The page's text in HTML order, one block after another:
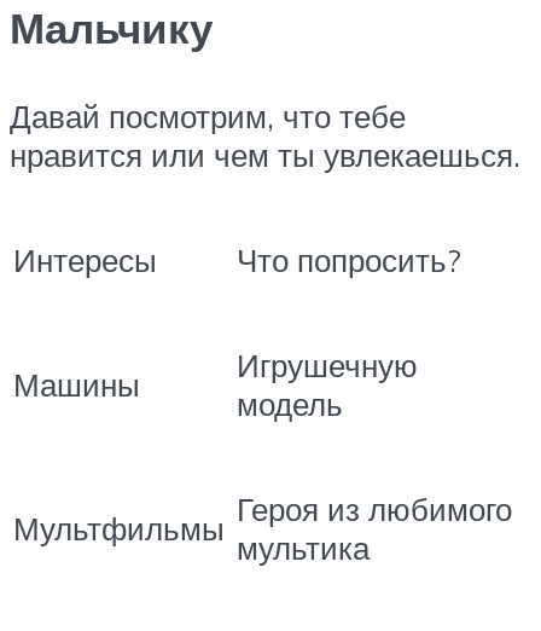
Мальчику
Давай посмотрим, что тебе
нравится или чем ты увлекаешься.
Интересы Что попросить?
Машины
Игрушечную
модель
Мультфильмы Героя из любимого
мультика